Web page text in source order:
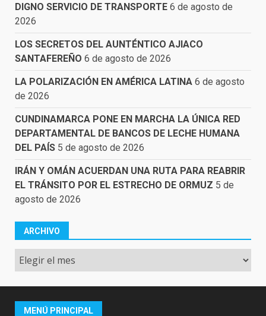
DIGNO SERVICIO DE TRANSPORTE 6 de agosto de
2026
LOS SECRETOS DEL AUNTÉNTICO AJIACO
SANTAFEREÑO 6 de agosto de 2026
LA POLARIZACIÓN EN AMÉRICA LATINA 6 de agosto
de 2026
CUNDINAMARCA PONE EN MARCHA LA ÚNICA RED
DEPARTAMENTAL DE BANCOS DE LECHE HUMANA
DEL PAÍS 5 de agosto de 2026
IRÁN Y OMÁN ACUERDAN UNA RUTA PARA REABRIR
EL TRÁNSITO POR EL ESTRECHO DE ORMUZ 5 de
agosto de 2026
ARCHIVO
Archivo
MENÚ PRINCIPAL